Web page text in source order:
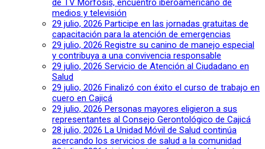
medios y televisión
29 julio, 2026 Participe en las jornadas gratuitas de
capacitación para la atención de emergencias
29 julio, 2026 Registre su canino de manejo especial
y contribuya a una convivencia responsable
29 julio, 2026 Servicio de Atención al Ciudadano en
Salud
29 julio, 2026 Finalizó con éxito el curso de trabajo en
cuero en Cajicá
29 julio, 2026 Personas mayores eligieron a sus
representantes al Consejo Gerontológico de Cajicá
28 julio, 2026 La Unidad Móvil de Salud continúa
acercando los servicios de salud a la comunidad